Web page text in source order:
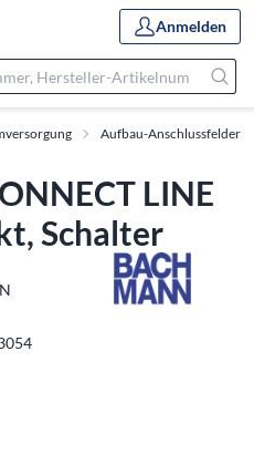
Anmelden
Aufbau-Anschlussfelder
LINE
Schalter